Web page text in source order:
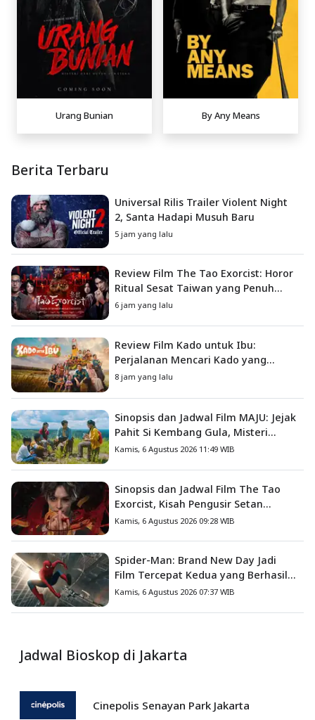
Urang Bunian By Any Means
Berita Terbaru
Universal Rilis Trailer Violent Night
2, Santa Hadapi Musuh Baru
5 jam yang lalu
Review Film The Tao Exorcist: Horor
Ritual Sesat Taiwan yang Penuh
Misteri dan Teror Psikologis
6 jam yang lalu
Review Film Kado untuk Ibu:
Perjalanan Mencari Kado yang
Mengajarkan Arti Keluarga
8 jam yang lalu
Sinopsis dan Jadwal Film MAJU: Jejak
Pahit Si Kembang Gula, Misteri
Hilangnya Bagas di Lokasi Jambore
Kamis, 6 Agustus 2026 11:49 WIB
Sinopsis dan Jadwal Film The Tao
Exorcist, Kisah Pengusir Setan
Melawan Kutukan Mematikan
Kamis, 6 Agustus 2026 09:28 WIB
Spider-Man: Brand New Day Jadi
Film Tercepat Kedua yang Berhasil
Tembus US$1 Miliar
Kamis, 6 Agustus 2026 07:37 WIB
Jadwal Bioskop di Jakarta
Cinepolis Senayan Park Jakarta